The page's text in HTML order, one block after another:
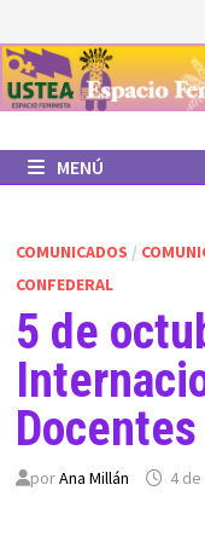
al
contenido
MENÚ
COMUNICADOS /
CONFEDERAL
5 de
Docentes
porAna Millán 4